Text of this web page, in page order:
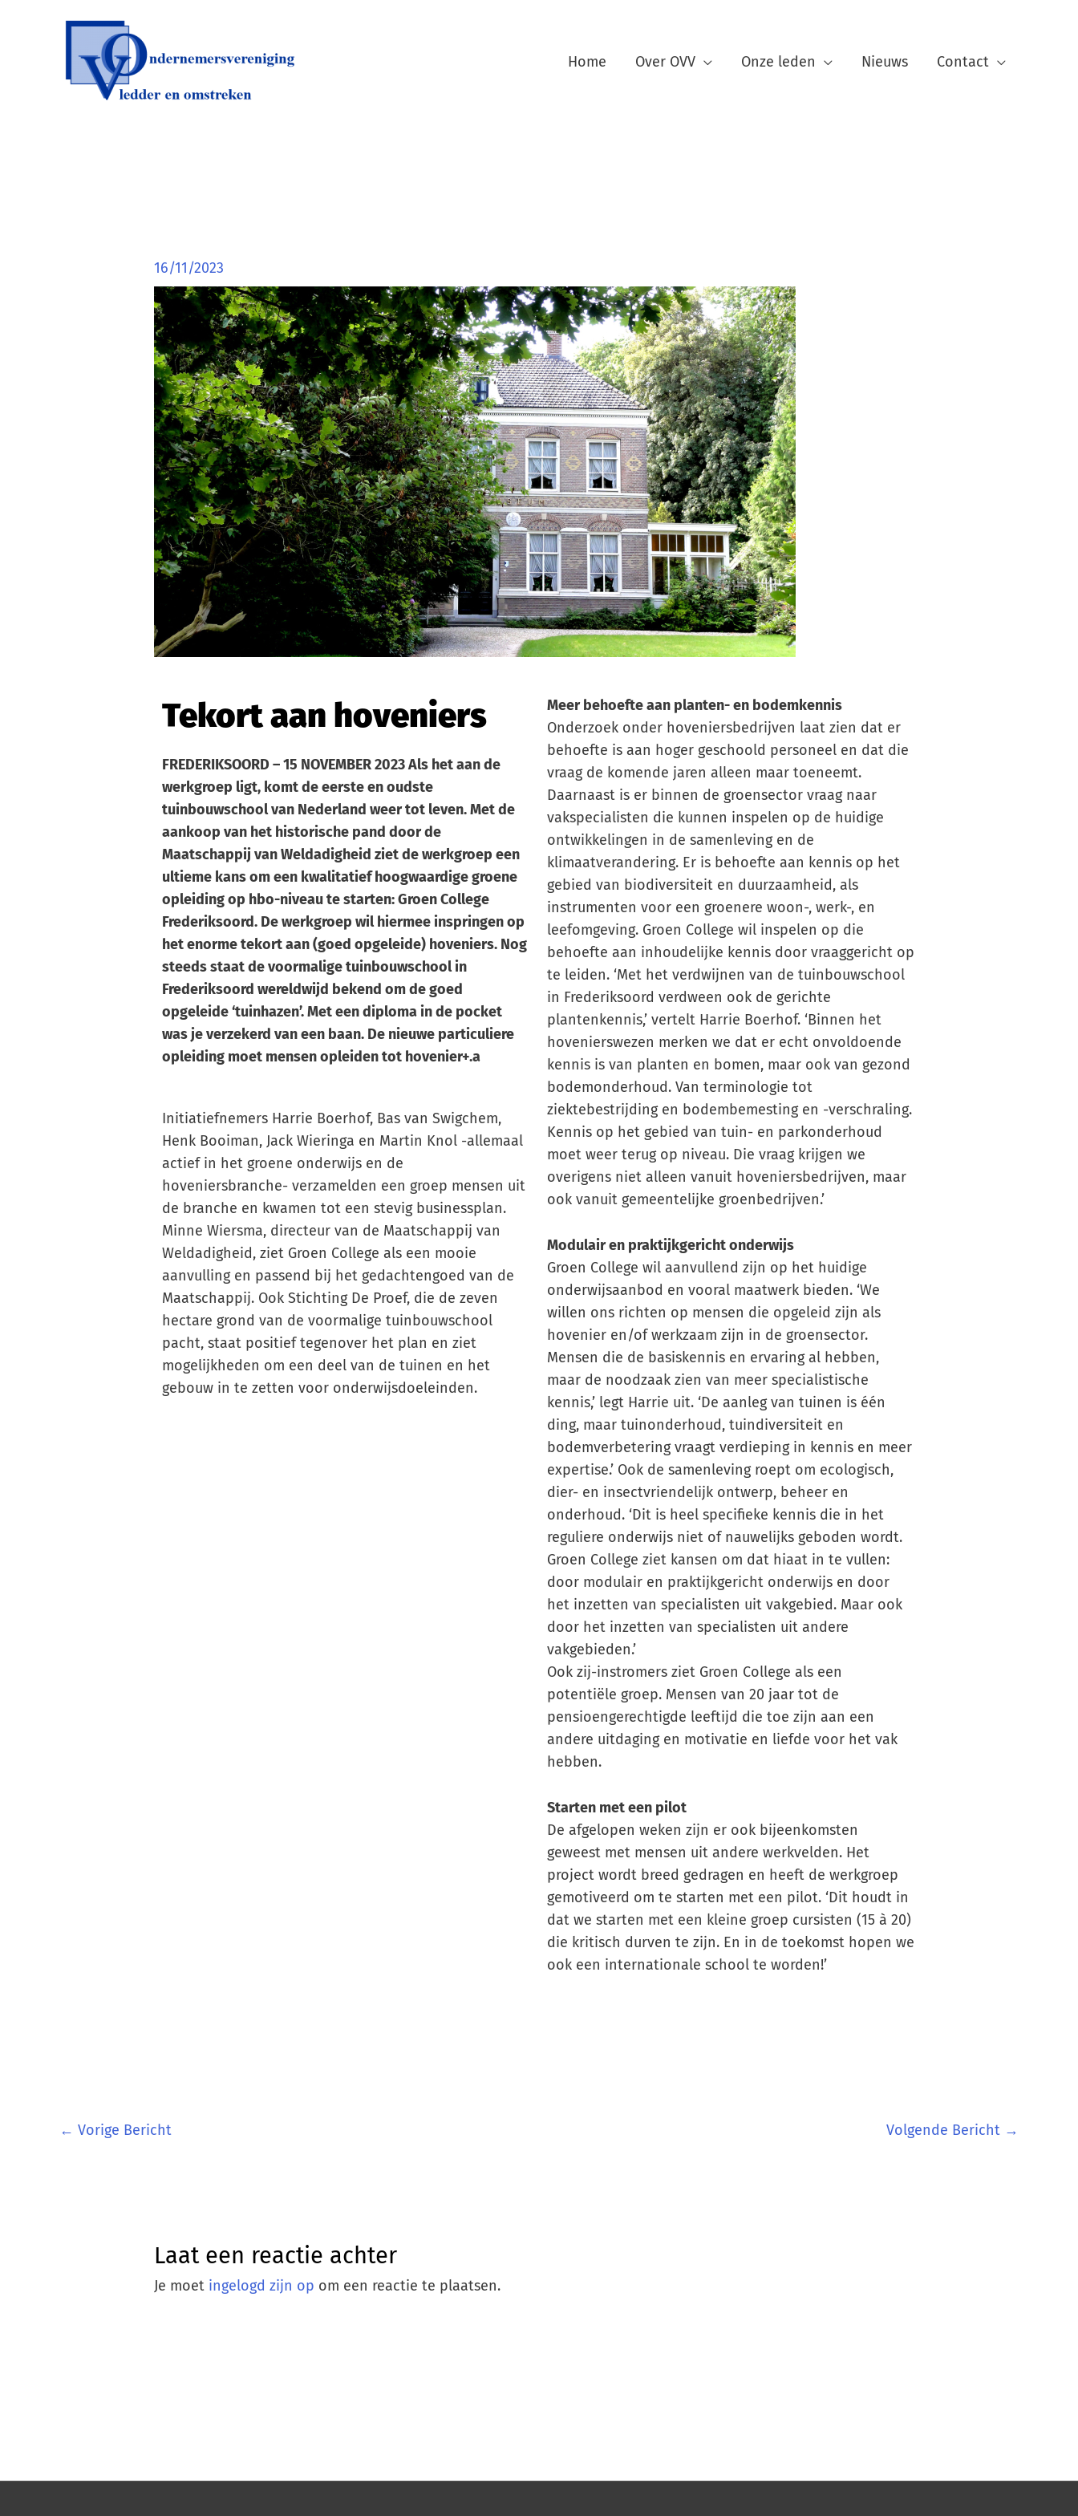
Home Over OVV Onze leden Nieuws Contact
16/11/2023
Tekort aan hoveniers
FREDERIKSOORD – 15 NOVEMBER 2023 Als het aan de
werkgroep ligt, komt de eerste en oudste
tuinbouwschool van Nederland weer tot leven. Met de
aankoop van het historische pand door de
Maatschappij van Weldadigheid ziet de werkgroep een
ultieme kans om een kwalitatief hoogwaardige groene
opleiding op hbo-niveau te starten: Groen College
Frederiksoord. De werkgroep wil hiermee inspringen op
het enorme tekort aan (goed opgeleide) hoveniers. Nog
steeds staat de voormalige tuinbouwschool in
Frederiksoord wereldwijd bekend om de goed
opgeleide ‘tuinhazen’. Met een diploma in de pocket
was je verzekerd van een baan. De nieuwe particuliere
opleiding moet mensen opleiden tot hovenier+.a
Initiatiefnemers Harrie Boerhof, Bas van Swigchem,
Henk Booiman, Jack Wieringa en Martin Knol -allemaal
actief in het groene onderwijs en de
hoveniersbranche- verzamelden een groep mensen uit
de branche en kwamen tot een stevig businessplan.
Minne Wiersma, directeur van de Maatschappij van
Weldadigheid, ziet Groen College als een mooie
aanvulling en passend bij het gedachtengoed van de
Maatschappij. Ook Stichting De Proef, die de zeven
hectare grond van de voormalige tuinbouwschool
pacht, staat positief tegenover het plan en ziet
mogelijkheden om een deel van de tuinen en het
gebouw in te zetten voor onderwijsdoeleinden.
Meer behoefte aan planten- en bodemkennis
Onderzoek onder hoveniersbedrijven laat zien dat er
behoefte is aan hoger geschoold personeel en dat die
vraag de komende jaren alleen maar toeneemt.
Daarnaast is er binnen de groensector vraag naar
vakspecialisten die kunnen inspelen op de huidige
ontwikkelingen in de samenleving en de
klimaatverandering. Er is behoefte aan kennis op het
gebied van biodiversiteit en duurzaamheid, als
instrumenten voor een groenere woon-, werk-, en
leefomgeving. Groen College wil inspelen op die
behoefte aan inhoudelijke kennis door vraaggericht op
te leiden. ‘Met het verdwijnen van de tuinbouwschool
in Frederiksoord verdween ook de gerichte
plantenkennis,’ vertelt Harrie Boerhof. ‘Binnen het
hovenierswezen merken we dat er echt onvoldoende
kennis is van planten en bomen, maar ook van gezond
bodemonderhoud. Van terminologie tot
ziektebestrijding en bodembemesting en -verschraling.
Kennis op het gebied van tuin- en parkonderhoud
moet weer terug op niveau. Die vraag krijgen we
overigens niet alleen vanuit hoveniersbedrijven, maar
ook vanuit gemeentelijke groenbedrijven.’
Modulair en praktijkgericht onderwijs
Groen College wil aanvullend zijn op het huidige
onderwijsaanbod en vooral maatwerk bieden. ‘We
willen ons richten op mensen die opgeleid zijn als
hovenier en/of werkzaam zijn in de groensector.
Mensen die de basiskennis en ervaring al hebben,
maar de noodzaak zien van meer specialistische
kennis,’ legt Harrie uit. ‘De aanleg van tuinen is één
ding, maar tuinonderhoud, tuindiversiteit en
bodemverbetering vraagt verdieping in kennis en meer
expertise.’ Ook de samenleving roept om ecologisch,
dier- en insectvriendelijk ontwerp, beheer en
onderhoud. ‘Dit is heel specifieke kennis die in het
reguliere onderwijs niet of nauwelijks geboden wordt.
Groen College ziet kansen om dat hiaat in te vullen:
door modulair en praktijkgericht onderwijs en door
het inzetten van specialisten uit vakgebied. Maar ook
door het inzetten van specialisten uit andere
vakgebieden.’
Ook zij-instromers ziet Groen College als een
potentiële groep. Mensen van 20 jaar tot de
pensioengerechtigde leeftijd die toe zijn aan een
andere uitdaging en motivatie en liefde voor het vak
hebben.
Starten met een pilot
De afgelopen weken zijn er ook bijeenkomsten
geweest met mensen uit andere werkvelden. Het
project wordt breed gedragen en heeft de werkgroep
gemotiveerd om te starten met een pilot. ‘Dit houdt in
dat we starten met een kleine groep cursisten (15 à 20)
die kritisch durven te zijn. En in de toekomst hopen we
ook een internationale school te worden!’
← Vorige Bericht Volgende Bericht →
Laat een reactie achter
Je moet ingelogd zijn op om een reactie te plaatsen.